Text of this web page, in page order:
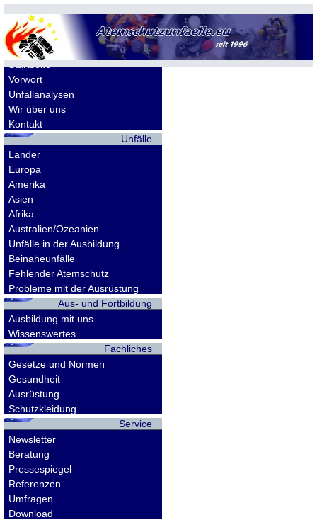
Allgemeines
Startseite
Vorwort
Unfallanalysen
Wir über uns
Kontakt
Unfälle
Länder
Europa
Amerika
Asien
Afrika
Australien/Ozeanien
Unfälle in der Ausbildung
Beinaheunfälle
Fehlender Atemschutz
Probleme mit der Ausrüstung
Aus- und Fortbildung
Ausbildung mit uns
Wissenswertes
Fachliches
Gesetze und Normen
Gesundheit
Ausrüstung
Schutzkleidung
Service
Newsletter
Beratung
Pressespiegel
Referenzen
Umfragen
Download